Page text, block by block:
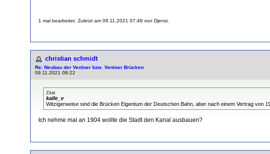
1 mal bearbeitet. Zuletzt am 09.11.2021 07:48 von Djensi.
christian schmidt
Re: Neubau der Venloer bzw. Venloer Brücken
09.11.2021 08:22
Zitat
kalle_v
Witzigerweise sind die Brücken Eigentum der Deutschen Bahn, aber nach einem Vertrag von
Ich nehme mal an 1904 wollte die Stadt den Kanal ausbauen?